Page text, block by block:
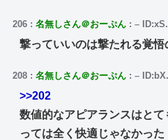
206 :名無しさん＠おーぷん :–
撃っていいのは撃たれる覚悟
208 :名無しさん＠おーぷん :–
>>202
数値的なアピアランスはと
っては全く快適じゃなかった